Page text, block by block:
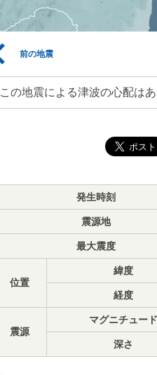
前の地震
この地震による津波の心配はあ
発生時刻
震源地
最大震度
位置
緯度
経度
震源
マグニチュード
深さ